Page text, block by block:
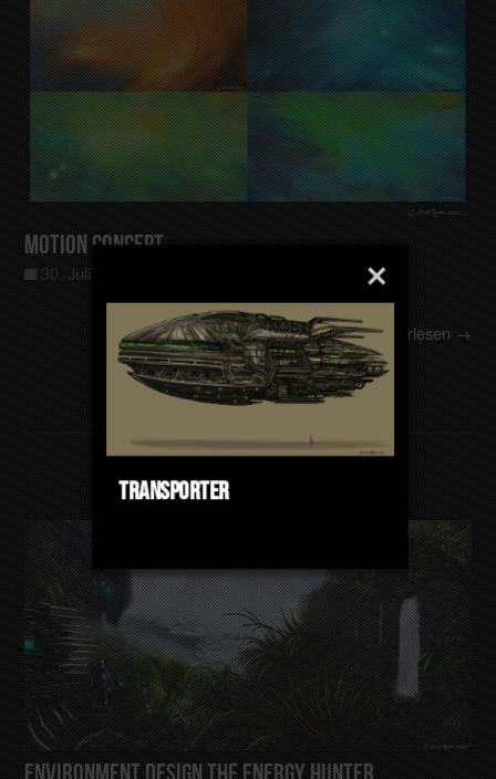
Motion Concept
30. Juli 2022
Weiterlesen →
Transporter